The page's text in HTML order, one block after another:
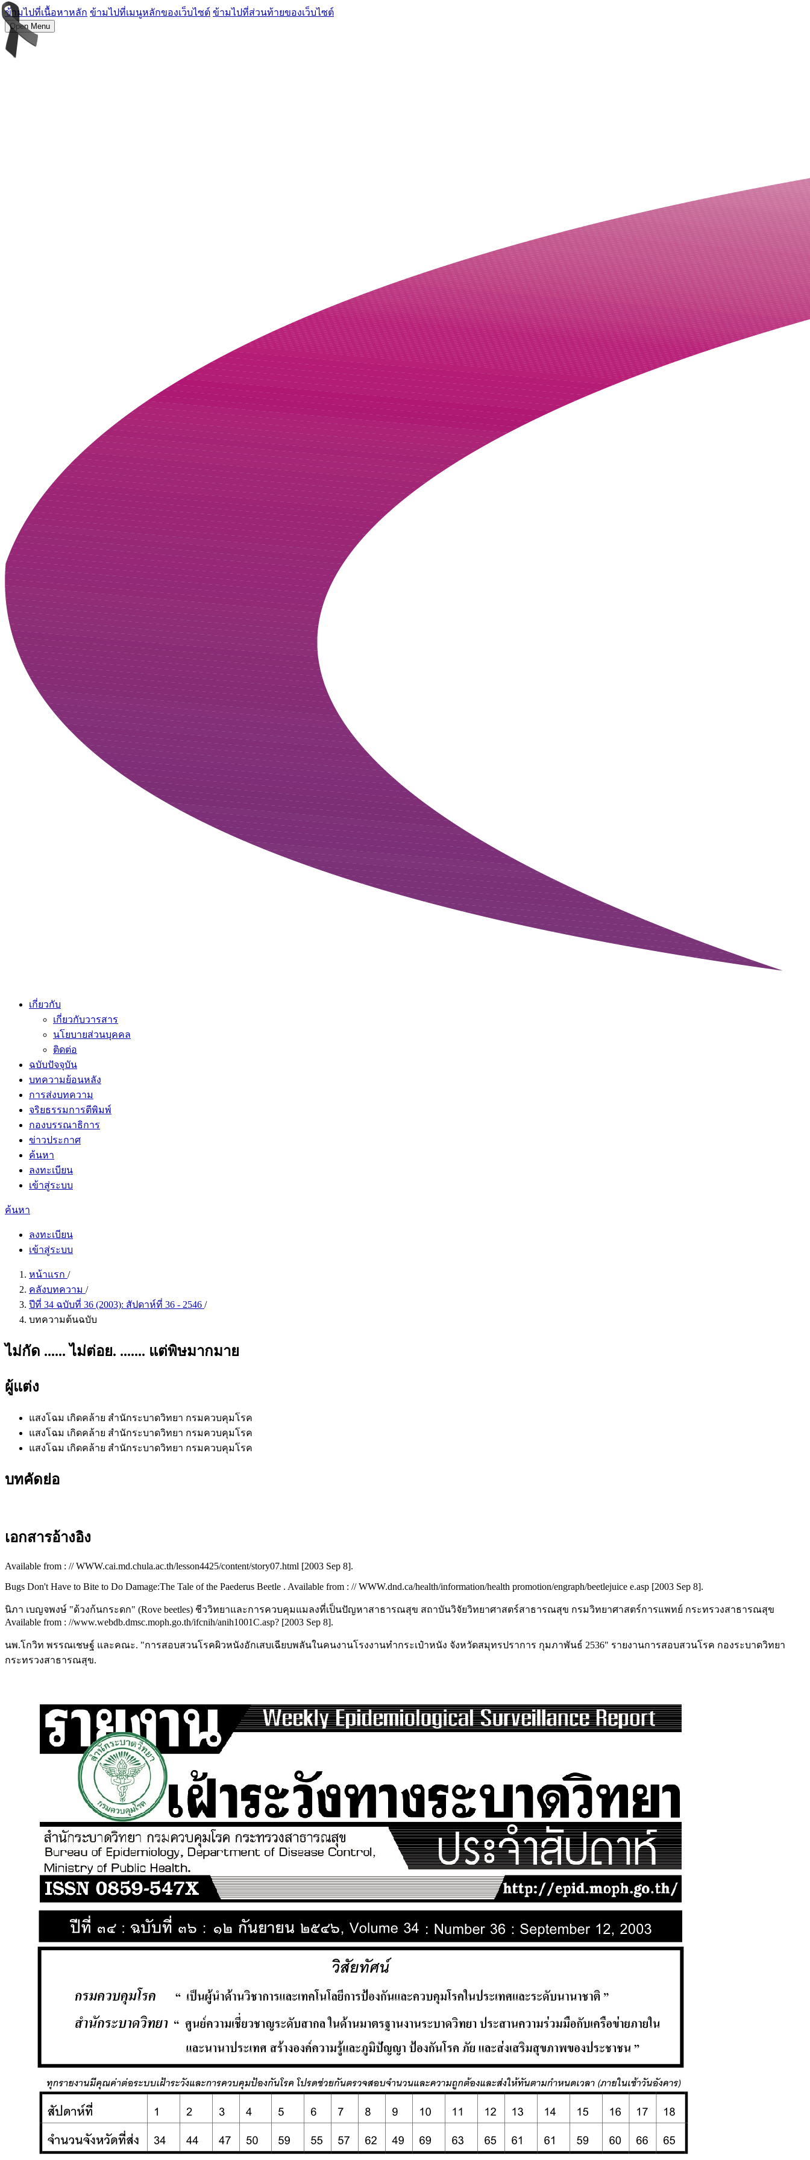
ข้ามไปที่เนื้อหาหลัก ข้ามไปที่เมนูหลักของเว็บไซต์ ข้ามไปที่ส่วนท้ายของเว็บไซต์
Open Menu
เกี่ยวกับ
เกี่ยวกับวารสาร
นโยบายส่วนบุคคล
ติดต่อ
ฉบับปัจจุบัน
บทความย้อนหลัง
การส่งบทความ
จริยธรรมการตีพิมพ์
กองบรรณาธิการ
ข่าวประกาศ
ค้นหา
ลงทะเบียน
เข้าสู่ระบบ
ค้นหา
ลงทะเบียน
เข้าสู่ระบบ
หน้าแรก /
คลังบทความ /
ปีที่ 34 ฉบับที่ 36 (2003): สัปดาห์ที่ 36 - 2546 /
บทความต้นฉบับ
ไม่กัด ...... ไม่ต่อย. ....... แต่พิษมากมาย
ผู้แต่ง
แสงโฉม เกิดคล้าย สำนักระบาดวิทยา กรมควบคุมโรค
แสงโฉม เกิดคล้าย สำนักระบาดวิทยา กรมควบคุมโรค
แสงโฉม เกิดคล้าย สำนักระบาดวิทยา กรมควบคุมโรค
บทคัดย่อ
เอกสารอ้างอิง
Available from : // WWW.cai.md.chula.ac.th/lesson4425/content/story07.html [2003 Sep 8].
Bugs Don't Have to Bite to Do Damage:The Tale of the Paederus Beetle . Available from : // WWW.dnd.ca/health/information/health promotion/engraph/beetlejuice e.asp [2003 Sep 8].
นิภา เบญจพงษ์ "ด้วงก้นกระดก" (Rove beetles) ชีววิทยาและการควบคุมแมลงที่เป็นปัญหาสาธารณสุข สถาบันวิจัยวิทยาศาสตร์สาธารณสุข กรมวิทยาศาสตร์การแพทย์ กระทรวงสาธารณสุข
Available from : //www.webdb.dmsc.moph.go.th/ifcnih/anih1001C.asp? [2003 Sep 8].
นพ.โกวิท พรรณเชษฐ์ และคณะ. "การสอบสวนโรคผิวหนังอักเสบเฉียบพลันในคนงานโรงงานทำกระเป๋าหนัง จังหวัดสมุทรปราการ กุมภาพันธ์ 2536" รายงานการสอบสวนโรค กองระบาดวิทยา
กระทรวงสาธารณสุข.